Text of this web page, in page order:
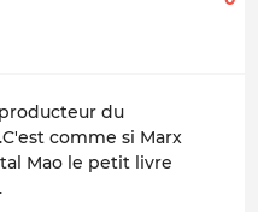
du
comme si Marx
Mao le petit livre